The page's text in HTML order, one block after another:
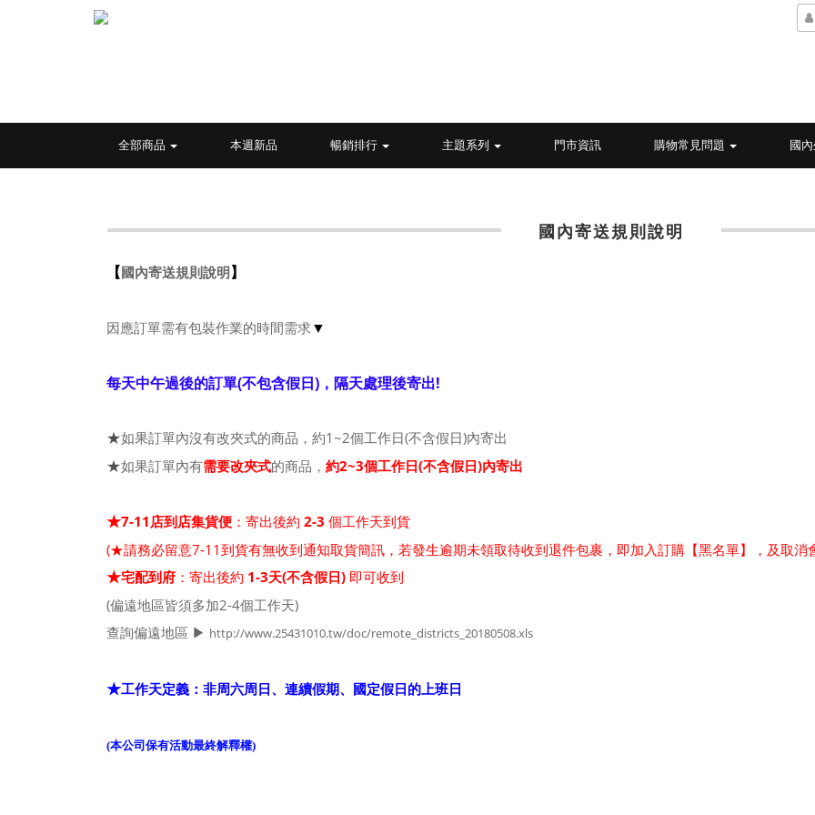
全部商品 本週新品 暢銷排行 主題系列 門市資訊 購物常見問題 國
國內寄送規則說明
【國內寄送規則說明 】
因應訂單需有包裝作業的時間需求▼
每天中午過後的訂單(不包含假日)，隔天處理後寄出!
★如果訂單內沒有改夾式的商品，約1~2個工作日(不含假日)內寄出
★如果訂單內有需要改夾式的商品， 約2~3個工作日(不含假日)內寄出
★7-11店到店集貨便 ：寄出後約 2-3 個工作天到貨
(★請務必留意7-11到貨有無收到通知取貨簡訊，若發生逾期未領取待收到退件包裹，即加入訂購【黑名單】，及取消
★宅配到府 ：寄出後約 1-3天(不含假日) 即可收到
(偏遠地區皆須多加2-4個工作天)
查詢偏遠地區 ▶ http://www.25431010.tw/doc/remote_districts_20180508.xls
★工作天定義：非周六周日、連續假期、國定假日的上班日
(本公司保有活動最終解釋權)